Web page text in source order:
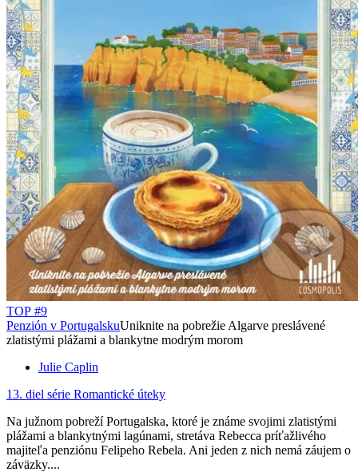
TOP #9
Penzión v PortugalskuUniknite na pobrežie Algarve preslávené
zlatistými plážami a blankytne modrým morom
Julie Caplin
13. diel série Romantické úteky
Na južnom pobreží Portugalska, ktoré je známe svojimi zlatistými
plážami a blankytnými lagúnami, stretáva Rebecca príťažlivého
majiteľa penziónu Felipeho Rebela. Ani jeden z nich nemá záujem o
záväzky....